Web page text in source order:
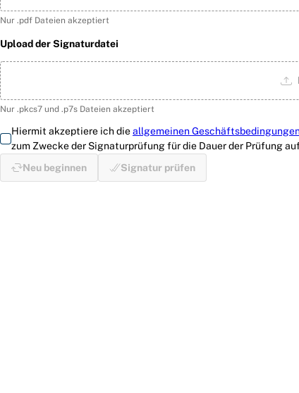
Nur .pdf Dateien akzeptiert
Upload der Signaturdatei
Nur .pkcs7 und .p7s Dateien akzeptiert
Hiermit akzeptiere ich dieallgemeinen
zum Zwecke der Signaturprüfung für die Dauer der Prüfung
Neu beginnen
Signatur prüfen